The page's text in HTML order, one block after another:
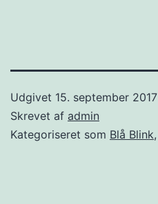
Udgivet 15. september 2017
Skrevet af admin
Kategoriseret som Blå Blink,